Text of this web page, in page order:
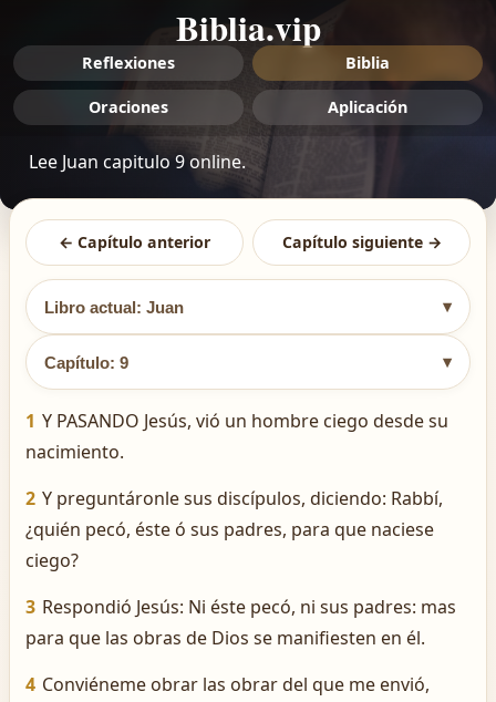
Biblia.vip
Reflexiones Biblia
Oraciones Aplicación
Lee Juan capitulo 9 online.
← Capítulo anterior Capítulo siguiente →
Libro actual: Juan ▾
Capítulo: 9 ▾
1 Y PASANDO Jesús, vió un hombre ciego desde su
nacimiento.
2 Y preguntáronle sus discípulos, diciendo: Rabbí,
¿quién pecó, éste ó sus padres, para que naciese
ciego?
3 Respondió Jesús: Ni éste pecó, ni sus padres: mas
para que las obras de Dios se manifiesten en él.
4 Conviéneme obrar las obrar del que me envió,